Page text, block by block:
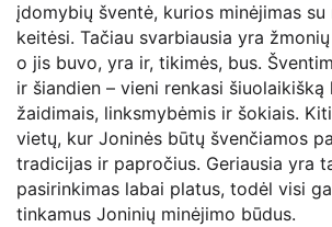
įdomybių šventė, kurios minėjimas su
keitėsi. Tačiau svarbiausia yra
o jis buvo, yra ir, tikimės, bus.
ir šiandien – vieni renkasi šiuolaikišką
žaidimais, linksmybėmis ir šokiais.
vietų, kur Joninės būtų švenčiamos
tradicijas ir papročius. Geriausia yra
pasirinkimas labai platus, todėl visi
tinkamus Joninių minėjimo būdus.